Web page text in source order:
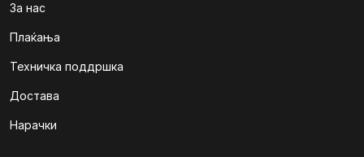
За нас
Плаќања
Техничка поддршка
Достава
Нарачки